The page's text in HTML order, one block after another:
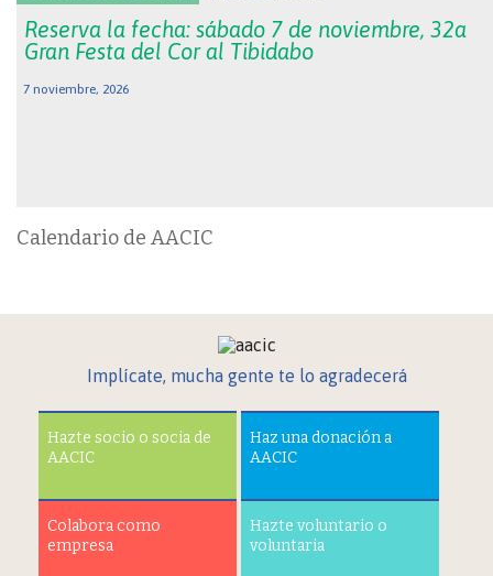
Reserva la fecha: sábado 7 de noviembre, 32a
Gran Festa del Cor al Tibidabo
7 noviembre, 2026
Calendario de AACIC
Implícate, mucha gente te lo agradecerá
Hazte socio o socia de
AACIC
Haz una donación a
AACIC
Colabora como
empresa
Hazte voluntario o
voluntaria